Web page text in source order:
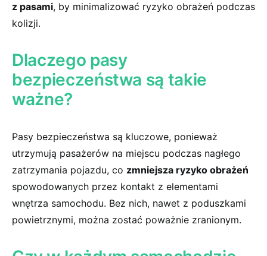
z pasami, by minimalizować ryzyko obrażeń podczas
kolizji.
Dlaczego pasy
bezpieczeństwa są takie
ważne?
Pasy bezpieczeństwa są ​kluczowe, ponieważ
utrzymują pasażerów na miejscu podczas nagłego
zatrzymania pojazdu, co‌ zmniejsza ryzyko obrażeń
spowodowanych przez kontakt ⁢z ​elementami
wnętrza samochodu. Bez nich, nawet⁤ z poduszkami⁤
powietrznymi, ‌można zostać poważnie zranionym.